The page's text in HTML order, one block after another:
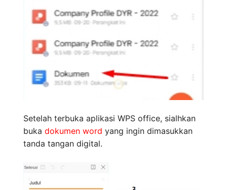
Setelah terbuka aplikasi WPS office, sialhkan
buka dokumen word yang ingin dimasukkan
tanda tangan digital.